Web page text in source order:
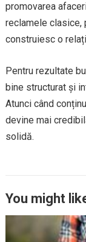
promovarea
reclamele clasice,
construiesc o
Pentru rezultate
bine structurat și
Atunci când
devine mai
solidă.
You might